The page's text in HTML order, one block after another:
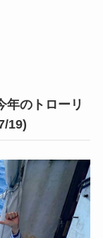
年のトローリ
19)